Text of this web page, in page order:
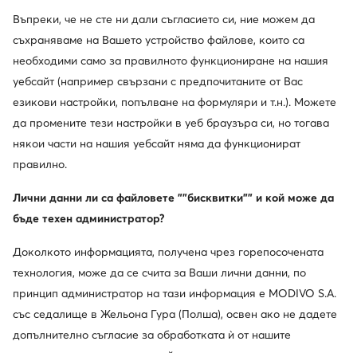
Някои икони никога не остаряват. Мерилин Монро
определено е една от тях. Въпреки изминалите
години и променящите се тенденции, звездата на
Холивуд продължава да определя понятието за
красота, превръщайки го в свой собствен уникален
Въпреки, че не сте ни дали съгласието си, ние можем да
съхраняваме на Вашето устройство файлове, които са
необходими само за правилното функциониране на нашия
уебсайт (например свързани с предпочитаните от Вас
езикови настройки, попълване на формуляри и т.н.). Можете
да промените тези настройки в уеб браузъра си, но тогава
някои части на нашия уебсайт няма да функционират
правилно.
Лични данни ли са файловете ""бисквитки"" и кой може да
бъде техен администратор?
Доколкото информацията, получена чрез горепосочената
технология, може да се счита за Ваши лични данни, по
принцип администратор на тази информация е MODIVO S.A.
със седалище в Жельона Гура (Полша), освен ако не дадете
допълнително съгласие за обработката ѝ от нашите